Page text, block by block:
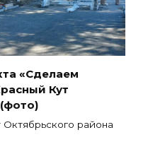
«Сделаем
Кут
района